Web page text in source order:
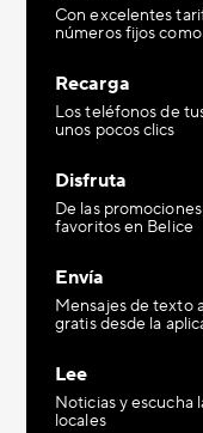
Con excelentes
números fijos
Recarga
Los teléfonos de
unos pocos clics
Disfruta
De las
favoritos en Belice
Envía
Mensajes de texto
gratis desde la
Lee
Noticias y escucha
locales